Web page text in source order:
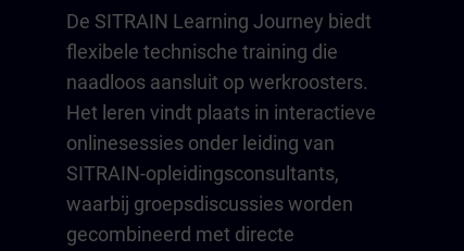
De SITRAIN Learning Journey biedt
flexibele technische training die
naadloos aansluit op werkroosters.
Het leren vindt plaats in interactieve
onlinesessies onder leiding van
SITRAIN-opleidingsconsultants,
waarbij groepsdiscussies worden
gecombineerd met directe